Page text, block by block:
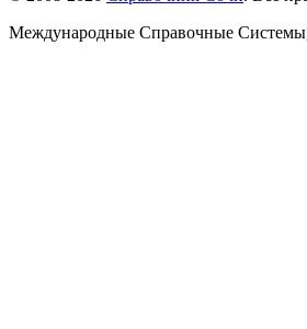
Международные Справочные